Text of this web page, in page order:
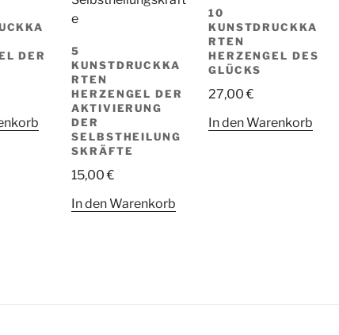
DER
5
KUNSTDRUCKKA
RTEN
HERZENGEL DER
AKTIVIERUNG
DER
SELBSTHEILUNG
SKRÄFTE
15,00€
In den Warenkorb
10
KUNSTDRUCKKA
RTEN
HERZENGEL DES
GLÜCKS
27,00€
In den Warenkorb